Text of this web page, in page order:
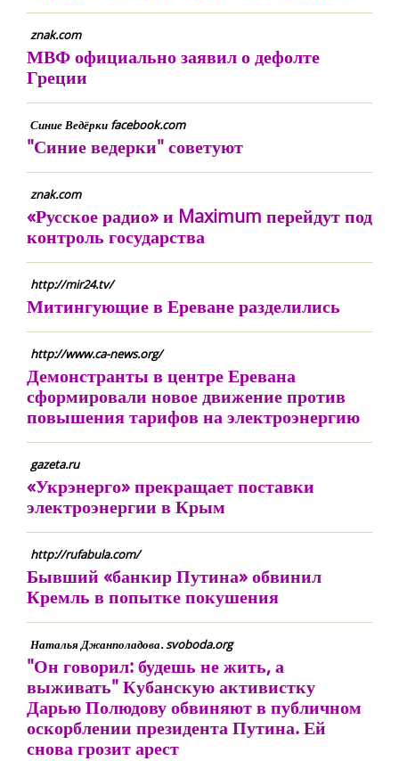
znak.com
МВФ официально заявил о дефолте
Греции
Синие Ведёрки facebook.com
"Синие ведерки" советуют
znak.com
«Русское радио» и Maximum перейдут под
контроль государства
http://mir24.tv/
Митингующие в Ереване разделились
http://www.ca-news.org/
Демонстранты в центре Еревана
сформировали новое движение против
повышения тарифов на электроэнергию
gazeta.ru
«Укрэнерго» прекращает поставки
электроэнергии в Крым
http://rufabula.com/
Бывший «банкир Путина» обвинил
Кремль в попытке покушения
Наталья Джанполадова. svoboda.org
"Он говорил: будешь не жить, а
выживать" Кубанскую активистку
Дарью Полюдову обвиняют в публичном
оскорблении президента Путина. Ей
снова грозит арест